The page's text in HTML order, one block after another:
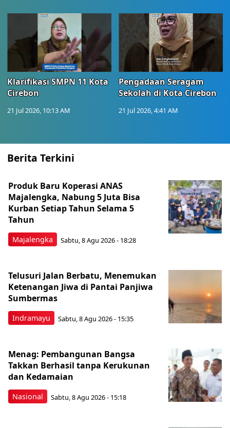
Klarifikasi SMPN 11 Kota
Cirebon
21 Jul 2026, 10:13 AM
Pengadaan Seragam
Sekolah di Kota Cirebon
21 Jul 2026, 4:41 AM
Berita Terkini
Majalengka
Produk Baru Koperasi ANAS
Majalengka, Nabung 5 Juta Bisa
Kurban Setiap Tahun Selama 5
Tahun
Sabtu, 8 Agu 2026 - 18:28
Indramayu
Telusuri Jalan Berbatu, Menemukan
Ketenangan Jiwa di Pantai Panjiwa
Sumbermas
Sabtu, 8 Agu 2026 - 15:35
Nasional
Menag: Pembangunan Bangsa
Takkan Berhasil tanpa Kerukunan
dan Kedamaian
Sabtu, 8 Agu 2026 - 15:18